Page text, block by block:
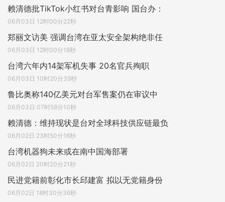
赖清德批TikTok小红书对台青影响 国台办：
06月03日 12时00分22秒
郑丽文访美 强调台湾在亚太安全架构绝非任
06月03日 12时00分18秒
台湾六年内14架军机失事 20名官兵殉职
06月03日 10时20分39秒
鲁比奥称140亿美元对台军售案仍在审议中
06月03日 07时58分10秒
赖清德：维持现状是台对全球科技供应链最负
06月02日 23时50分16秒
台湾机器狗未来或在南中国海部署
06月02日 20时20分21秒
民进党籍前彰化市长邱建富 拟以无党籍身份
06月02日 18时30分36秒